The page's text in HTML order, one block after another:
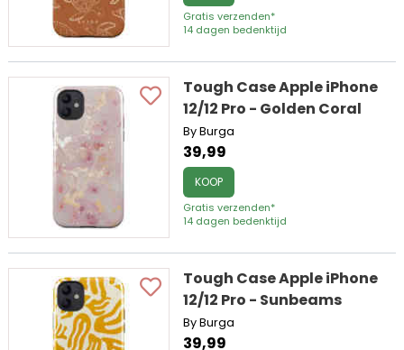
Gratis verzenden*
14 dagen bedenktijd
Tough Case Apple iPhone
12/12 Pro - Golden Coral
By Burga
39,99
KOOP
Gratis verzenden*
14 dagen bedenktijd
Tough Case Apple iPhone
12/12 Pro - Sunbeams
By Burga
39,99